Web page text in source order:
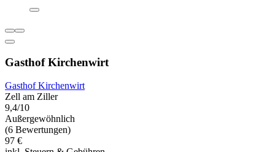
Gasthof Kirchenwirt
Gasthof Kirchenwirt
Zell am Ziller
9,4/10
Außergewöhnlich
(6 Bewertungen)
97 €